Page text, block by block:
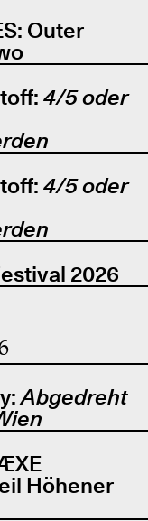
Outer
4/5 oder
4/5 oder
2026
Abgedreht
Höhener